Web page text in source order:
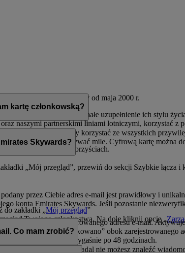
i flydubai, istniejący od maja 2000 r.
aby stanowić doskonałe uzupełnienie ich stylu
naszymi partnerskimi liniami lotniczymi, korzystać
przez niego korzyściach.
kartę członkowską?
członkowskiej, aby korzystać ze wszystkich
i wykorzystywać mile. Cyfrową kartę
„Mój przegląd”, przewiń do sekcji Szybkie łącza
Skywards?
zakładki „Mój przegląd”
Twojego członkostwa. Na dole kliknij opcję „
przez Ciebie adres e-mail jest prawidłowy i
konta Emirates Skywards. Jeśli pozostanie
obok zarejestrowanego adresu e-mail.
oznaczenie „Zweryfikowano” obok
wiadomości e-mail wygaśnie po 48 godzinach.
Co mam zrobić?
filtrowane. Jeśli nadal nie możesz znaleźć